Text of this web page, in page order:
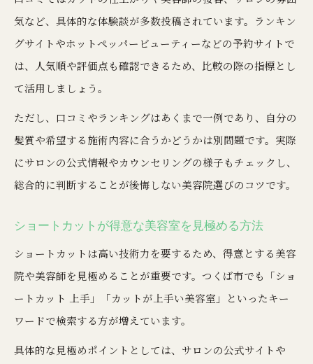
気など、具体的な体験談が多数投稿されています。ランキン
グサイトやホットペッパービューティーなどの予約サイトで
は、人気順や評価点も確認できるため、比較の際の指標とし
て活用しましょう。
ただし、口コミやランキングはあくまで一例であり、自分の
髪質や希望する施術内容に合うかどうかは別問題です。実際
にサロンの公式情報やカウンセリングの様子もチェックし、
総合的に判断することが後悔しない美容院選びのコツです。
ショートカットが得意な美容室を見極める方法
ショートカットは高い技術力を要するため、得意とする美容
院や美容師を見極めることが重要です。つくば市でも「ショ
ートカット 上手」「カットが上手い美容室」といったキー
ワードで検索する方が増えています。
具体的な見極めポイントとしては、サロンの公式サイトや